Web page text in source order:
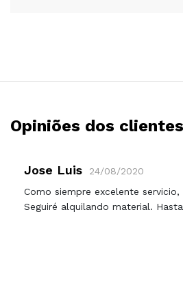
Opiniões dos clientes
Jose Luis
24/08/2020
Como siempre excelente
Seguiré alquilando material.